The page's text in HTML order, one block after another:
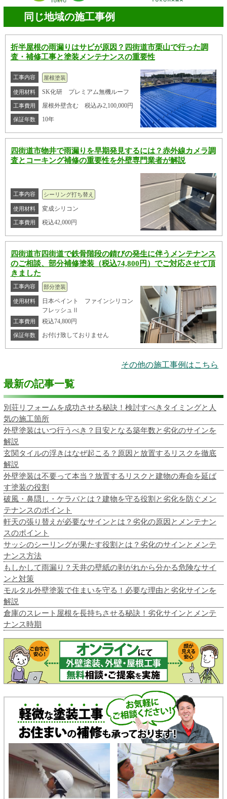
同じ地域の施工事例
折半屋根の雨漏りはサビが原因？四街道市栗山で行った調
査・補修工事と塗装メンテナンスの重要性
工事内容 屋根塗装
使用材料 SK化研 プレミアム無機ルーフ
工事費用 屋根外壁含む 税込み2,100,000円
保証年数 10年
四街道市物井で雨漏りを早期発見するには？赤外線カメラ調
査とコーキング補修の重要性を外壁専門業者が解説
工事内容 シーリング打ち替え
使用材料 変成シリコン
工事費用 税込42,000円
四街道市四街道で鉄骨階段の錆びの発生に伴うメンテナンス
のご相談、部分補修塗装（税込74,800円）でご対応させて頂
きました
工事内容 部分塗装
使用材料
日本ペイント ファインシリコン
フレッシュⅡ
工事費用 税込74,800円
保証年数 お付け致しておりません
その他の施工事例はこちら
最新の記事一覧
別荘リフォームを成功させる秘訣！検討すべきタイミングと人
気の施工箇所
外壁塗装はいつ行うべき？目安となる築年数と劣化のサインを
解説
玄関タイルの浮きはなぜ起こる？原因と放置するリスクを徹底
解説
外壁塗装は不要って本当？放置するリスクと建物の寿命を延ば
す塗装の役割
破風・鼻隠し・ケラバとは？建物を守る役割と劣化を防ぐメン
テナンスのポイント
軒天の張り替えが必要なサインとは？劣化の原因とメンテナン
スのポイント
サッシのシーリングが果たす役割とは？劣化のサインとメンテ
ナンス方法
もしかして雨漏り？天井の壁紙の剥がれから分かる危険なサイ
ンと対策
モルタル外壁塗装で住まいを守る！必要な理由と劣化サインを
解説
倉庫のスレート屋根を長持ちさせる秘訣！劣化サインとメンテ
ナンス時期